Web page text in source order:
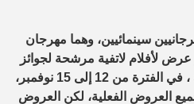
سينمائيين، وهما مهرجان
عرض لأفلام لاتفية مرشحة لجوائز
وطنية مصحوبة بأحداث خاصة ، في الفترة من 12 إلى 15 نوفمبر،
جميع العروض الفعلية، لكن العروض